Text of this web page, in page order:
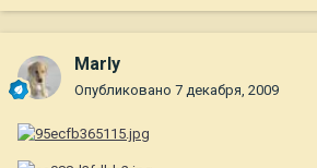
Marly
Опубликовано 7 декабря, 2009